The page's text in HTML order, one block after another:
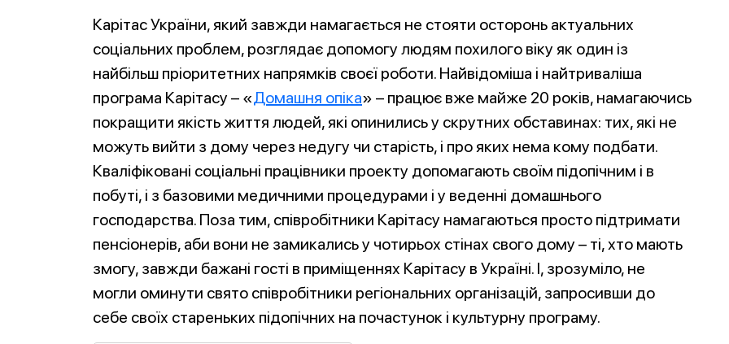
Карітас України, який завжди намагається не стояти осторонь актуальних
соціальних проблем, розглядає допомогу людям похилого віку як один із
найбільш пріоритетних напрямків своєї роботи. Найвідоміша і найтриваліша
програма Карітасу – «Домашня опіка» – працює вже майже 20 років, намагаючись
покращити якість життя людей, які опинились у скрутних обставинах: тих, які не
можуть вийти з дому через недугу чи старість, і про яких нема кому подбати.
Кваліфіковані соціальні працівники проекту допомагають своїм підопічним і в
побуті, і з базовими медичними процедурами і у веденні домашнього
господарства. Поза тим, співробітники Карітасу намагаються просто підтримати
пенсіонерів, аби вони не замикались у чотирьох стінах свого дому – ті, хто мають
змогу, завжди бажані гості в приміщеннях Карітасу в Україні. І, зрозуміло, не
могли оминути свято співробітники регіональних організацій, запросивши до
себе своїх стареньких підопічних на почастунок і культурну програму.